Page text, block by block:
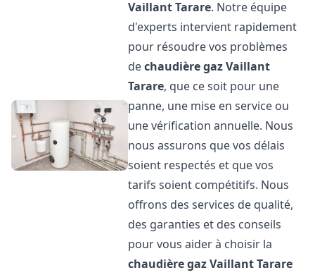
VaillantTarare. Notre équipe
d'experts intervient rapidement
pour résoudre vos problèmes
dechaudière gaz Vaillant
Tarare, que ce soit pour une
panne, une mise en service ou
une vérification annuelle. Nous
nous assurons que vos délais
soient respectés et que vos
tarifs soient compétitifs. Nous
offrons des services de qualité,
des garanties et des conseils
pour vous aider à choisir la
chaudière gaz VaillantTarare